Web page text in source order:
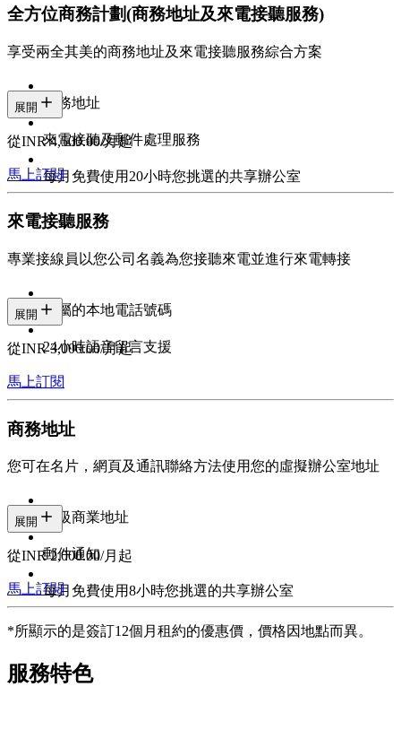
全方位商務計劃(商務地址及來電接聽服務)
享受兩全其美的商務地址及來電接聽服務綜合方案
商務地址
來電接聽及郵件處理服務
每月免費使用20小時您挑選的共享辦公室
展開
從INR 4,500.00/月起
馬上訂閱
來電接聽服務
專業接線員以您公司名義為您接聽來電並進行來電轉接
專屬的本地電話號碼
24小時語音留言支援
展開
從INR 3,000.00/月起
馬上訂閱
商務地址
您可在名片，網頁及通訊聯絡方法使用您的虛擬辦公室地址
甲級商業地址
郵件通知
每月免費使用8小時您挑選的共享辦公室
展開
從INR 2,000.00/月起
馬上訂閱
*所顯示的是簽訂12個月租約的優惠價，價格因地點而異。
服務特色